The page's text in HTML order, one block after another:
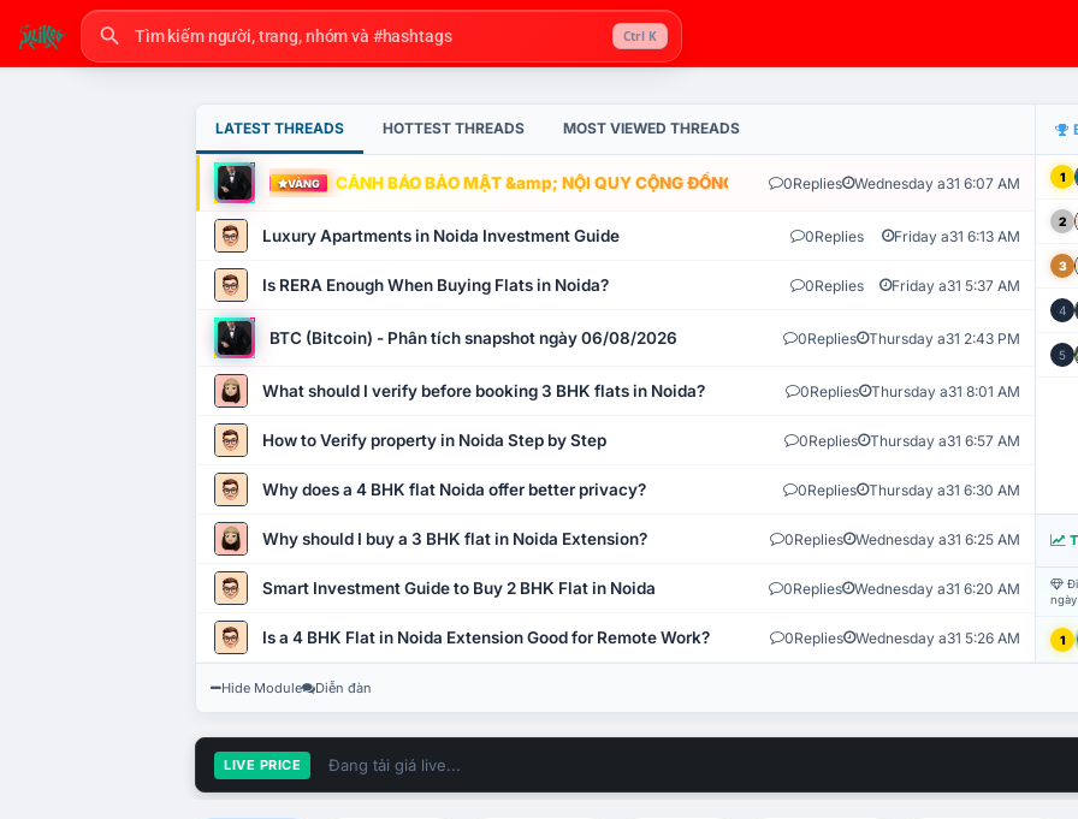
Ctrl K
LATEST THREADS HOTTEST THREADS MOST VIEWED THREADS
VÀNG CẢNH BÁO BẢO MẬT &amp; NỘI QUY CỘNG ĐỒNG VLIKE.VN: HỆ THỐNG GIÁM SÁT TỰ
0Replies Wednesday a31 6:07 AM
Luxury Apartments in Noida Investment Guide 0Replies Friday a31 6:13 AM
Is RERA Enough When Buying Flats in Noida? 0Replies Friday a31 5:37 AM
BTC (Bitcoin) - Phân tích snapshot ngày 06/08/2026 0Replies Thursday a31 2:43 PM
What should I verify before booking 3 BHK flats in Noida? 0Replies Thursday a31 8:01 AM
How to Verify property in Noida Step by Step 0Replies Thursday a31 6:57 AM
Why does a 4 BHK flat Noida offer better privacy? 0Replies Thursday a31 6:30 AM
Why should I buy a 3 BHK flat in Noida Extension? 0Replies Wednesday a31 6:25 AM
Smart Investment Guide to Buy 2 BHK Flat in Noida 0Replies Wednesday a31 6:20 AM
Is a 4 BHK Flat in Noida Extension Good for Remote Work? 0Replies Wednesday a31 5:26 AM
1
2
3
4
5
1
Hide Module Diễn đàn
LIVE PRICE Đang tải giá live...